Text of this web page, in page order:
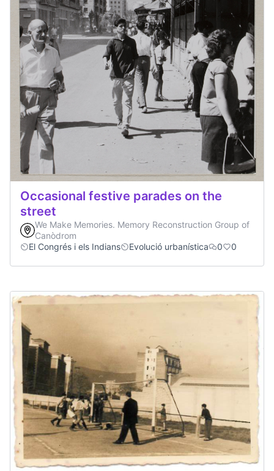
Occasional festive parades on the
street
We Make Memories. Memory Reconstruction Group of
Canòdrom
El Congrés i els Indians
Evolució urbanística 0 0